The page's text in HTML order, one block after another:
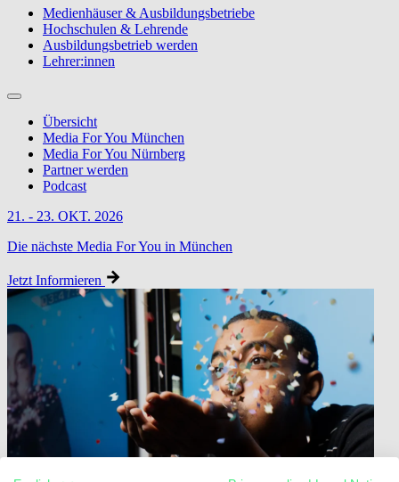
Medienhäuser & Ausbildungsbetriebe
Hochschulen & Lehrende
Ausbildungsbetrieb werden
Lehrer:innen
Übersicht
Media For You München
Media For You Nürnberg
Partner werden
Podcast
21. - 23. OKT. 2026
Die nächste Media For You in München
Jetzt Informieren